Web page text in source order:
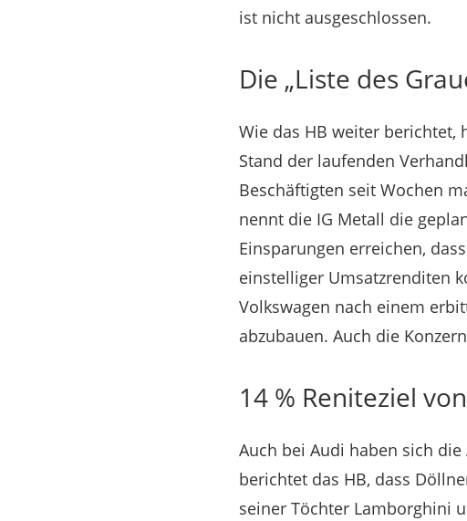
ist nicht ausgeschlossen.
Die „Liste des
Wie das HB weiter
Stand der laufenden
Beschäftigten seit Wochen
nennt die IG Metall die
Einsparungen erreichen,
einstelliger Umsatzrenditen
Volkswagen nach einem
abzubauen. Auch die
14 % Reniteziel
Auch bei Audi haben sich
berichtet das HB, dass
seiner Töchter Lamborghini